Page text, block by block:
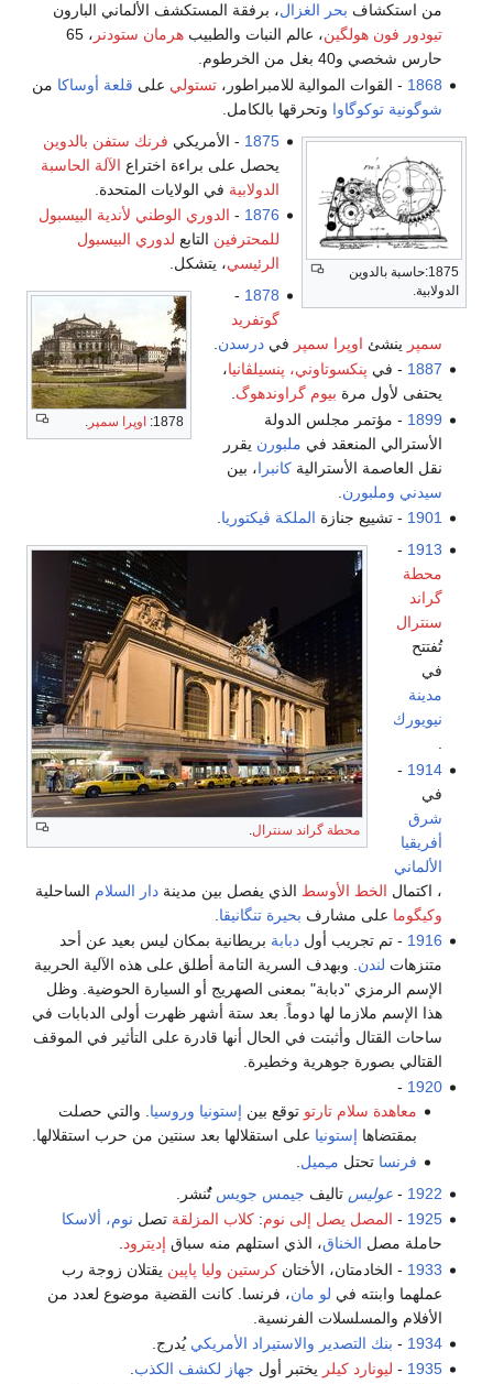
من استكشاف بحر الغزال، برفقة المستكشف الألماني البارون
تيودور فون هولگين، عالم النبات والطبيبهرمان ستودنر
، 65
حارس شخصي و40 بغل من الخرطوم.
1868 - القوات الموالية للامبراطور،تستولي على قلعة أوساكا من
شوگونية توكوگاوا وتحرقها بالكامل.
1875:حاسبة بالدوين
الدولابية.
1875 - الأمريكي فرنك ستفن بالدوين
يحصل على براءة اختراع الآلة الحاسبة
الدولابية في الولايات المتحدة.
1876
- الدوري الوطني لأندية البيسبول
للمحترفين التابع لدوري البيسبول
الرئيسي، يتشكل.
1878: اوپرا سمپر .
1878
-
گوتفريد
سمپر ينشئ اوپرا سمپر فيدرسدن
1887 - في پنكسوتاوني، پنسيلڤانيا،
يحتفى لأول مرة بيوم گراوندهوگ.
1899 - مؤتمر مجلس الدولة
الأسترالي المنعقد في ملبورن يقرر
نقل العاصمة الأستراليةكانبرا، بين
سيدني وملبورن
1901 - تشييع جنازة الملكة ڤيكتوريا.
محطة گراند سنترال.
1913
-
محطة
گراند
سنترال
تُفتتح
في
مدينة
نيويورك
.
1914
-
في
شرق
أفريقيا
الألماني
، اكتمال الخط الأوسط الذي يفصل بين مدينةدار السلام الساحلية
وكيگوما على مشارف بحيرة تنگانيقا
1916 - تم تجريب أولدبابة بريطانية بمكان ليس بعيد عن أحد
متنزهات لندن . وبهدف السرية التامة أطلق على هذه الآلية الحربية
الإسم الرمزي "دبابة" بمعنى الصهريج أو السيارة الحوضية. وظل
هذا الإسم ملازما لها دوماً. بعد ستة أشهر ظهرت أولى الدبابات في
ساحات القتال وأثبتت في الحال أنها قادرة على التأثير في الموقف
القتالي بصورة جوهرية وخطيرة.
1920
-
معاهدة سلام تارتو توقع بين إستونيا وروسيا. والتي حصلت
بمقتضاها إستونيا على استقلالها بعد سنتين من حرب استقلالها.
فرنسا تحتل مـِميل
1922
-عوليس تاليف جيمس جويس تٌُنشر.
1925
- المصل يصل إلى نوم:كلاب المزلقة تصل نوم، ألاسكا
حاملة مصل الخناق، الذي استلهم منه سباق إديترود.
1933 - الخادمتان، الأختانكرستين وليا پاپين يقتلان زوجة رب
عملهما وابنته في لو مان، فرنسا. كانت القضية موضوع لعدد من
الأفلام والمسلسلات الفرنسية.
1934
- بنك التصدير والاستيراد الأمريكي يُدرج.
1935
- ليونارد كيلر يختبر أول جهاز لكشف الكذب.